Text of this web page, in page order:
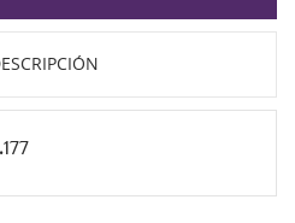
177